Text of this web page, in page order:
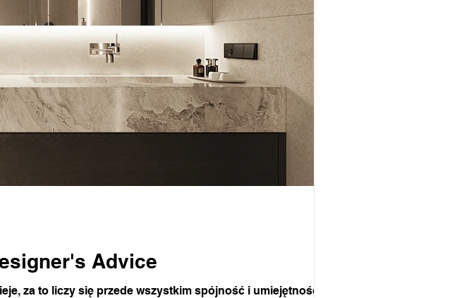
Advice
za to liczy się przede wszystkim spójność i umiejętność